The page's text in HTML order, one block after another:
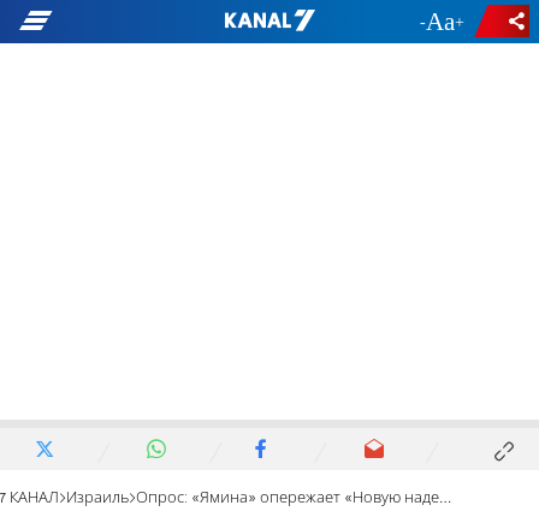
- +
7 КАНАЛ Израиль Опрос: «Ямина» опережает «Новую надежду»